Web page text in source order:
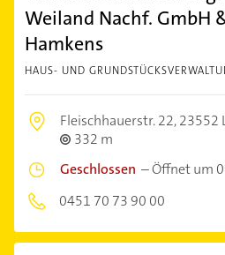
Weiland Nachf. GmbH
Hamkens
HAUS- UND
Fleischhauerstr. 22,23552
332 m
Geschlossen –Öffnet um
0451 70 73 90 00